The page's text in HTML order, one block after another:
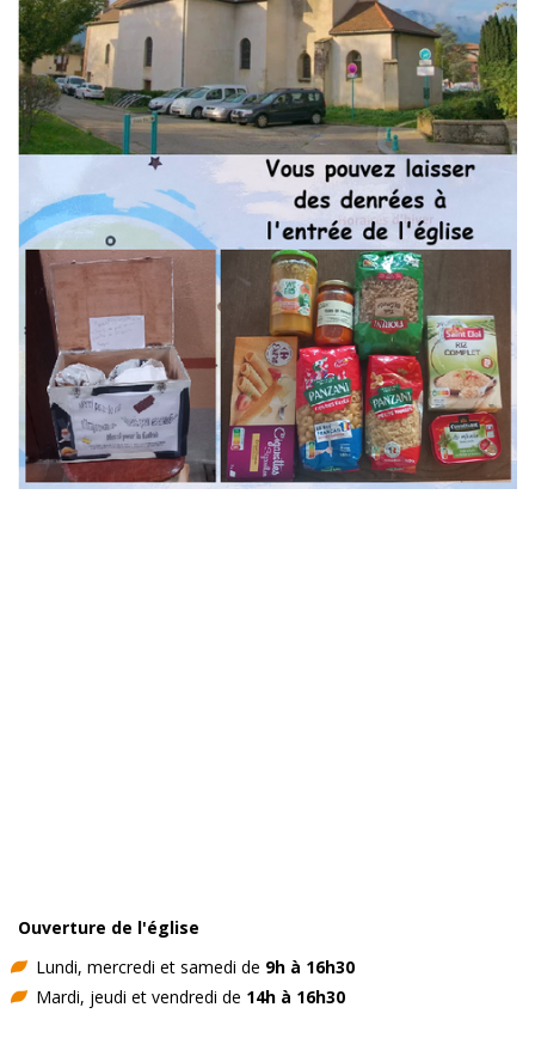
Ouverture de l'église
Lundi, mercredi et samedi de 9h à 16h30
Mardi, jeudi et vendredi de 14h à 16h30